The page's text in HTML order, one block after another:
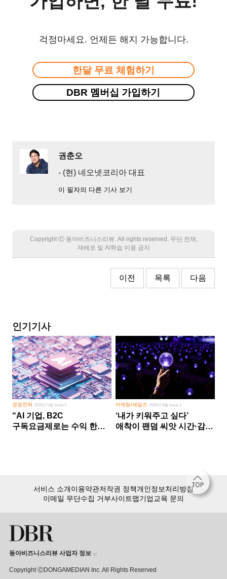
걱정마세요. 언제든 해지 가능합니다.
한달 무료 체험하기
DBR 멤버십 가입하기
권춘오
- (현) 네오넷코리아 대표
이 필자의 다른 기사 보기
Copyright Ⓒ 동아비즈니스리뷰. All rights reserved. 무단 전재,
재배포 및 AI학습 이용 금지
이전 목록 다음
인기기사
경영전략 2026년 5월 Issue 2
“AI 기업, B2C
구독요금제로는 수익 한계
마케팅/세일즈 2026년 8월 Issue 1
‘내가 키워주고 싶다’
애착이 팬덤 씨앗 시간·감정
서비스 소개이용약관저작권 정책개인정보처리방침
이메일 무단수집 거부사이트맵기업교육 문의
동아비즈니스리뷰 사업자 정보
Copyright ⒸDONGAMEDIAN Inc. All Rights Reserved